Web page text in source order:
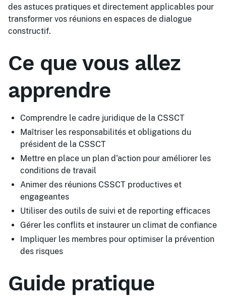
des astuces pratiques et directement applicables pour
transformer vos réunions en espaces de dialogue
constructif.
Ce que vous allez
apprendre
Comprendre le cadre juridique de la CSSCT
Maîtriser les responsabilités et obligations du
président de la CSSCT
Mettre en place un plan d'action pour améliorer les
conditions de travail
Animer des réunions CSSCT productives et
engageantes
Utiliser des outils de suivi et de reporting efficaces
Gérer les conflits et instaurer un climat de confiance
Impliquer les membres pour optimiser la prévention
des risques
Guide pratique